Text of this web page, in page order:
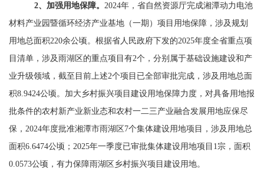
2、加强用地保障。 2024年，省自然资源厅完成湘潭动力电池
材料产业园暨循环经济产业基地（一期）项目用地保障，涉及规划
用地总面积220余公顷。根据省人民政府下发的2025年度全省重点项
目清单，涉及雨湖区的重点项目有2个，分别属于基础设施建设和产
业升级领域，截至目前上述2个项目已全部审批完成，涉及用地总面
积8.9424公顷。加大乡村振兴项目建设用地保障力度，对具备用地报
批条件的农村新产业新业态和农村一二三产业融合发展用地应保尽
保， 2024年度批准湘潭市雨湖区7个集体建设用地项目，涉及用地总
面积6.6474公顷； 2025年一季度已审批集体建设用地项目 1 宗，面积
0.0573公顷，有力保障雨湖区乡村振兴项目建设用地。